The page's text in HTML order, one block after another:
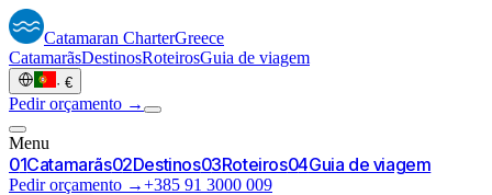
Catamaran CharterGreece
CatamarãsDestinosRoteirosGuia de viagem
· €
Pedir orçamento →
Menu
01Catamarãs02Destinos03Roteiros04Guia de viagem
Pedir orçamento →+385 91 3000 009